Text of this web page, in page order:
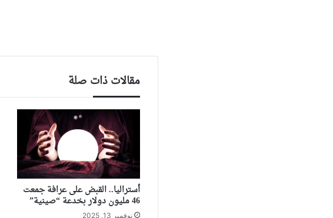
مقالات ذات صلة
أستراليا.. القبض على عرافة جمعت
46 مليون دولار بخدعة “صينية”
نوفمبر 13, 2025